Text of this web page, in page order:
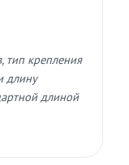
тип крепления
длину
длиной